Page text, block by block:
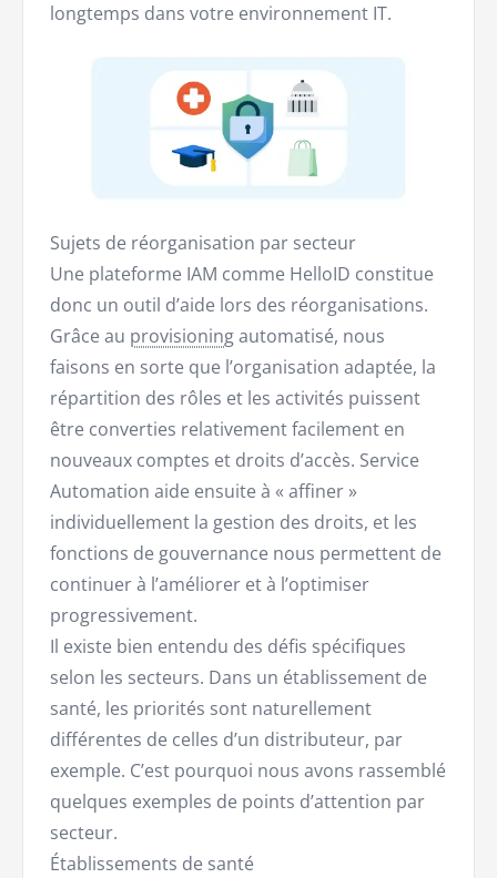
longtemps dans votre environnement IT.
Sujets de réorganisation par secteur
Une plateforme IAM comme HelloID constitue
donc un outil d’aide lors des réorganisations.
Grâce au provisioningautomatisé, nous
faisons en sorte que l’organisation adaptée, la
répartition des rôles et les activités puissent
être converties relativement facilement en
nouveaux comptes et droits d’accès. Service
Automation aide ensuite à « affiner »
individuellement la gestion des droits, et les
fonctions de gouvernance nous permettent de
continuer à l’améliorer et à l’optimiser
progressivement.
Il existe bien entendu des défis spécifiques
selon les secteurs. Dans un établissement de
santé, les priorités sont naturellement
différentes de celles d’un distributeur, par
exemple. C’est pourquoi nous avons rassemblé
quelques exemples de points d’attention par
secteur.
Établissements de santé